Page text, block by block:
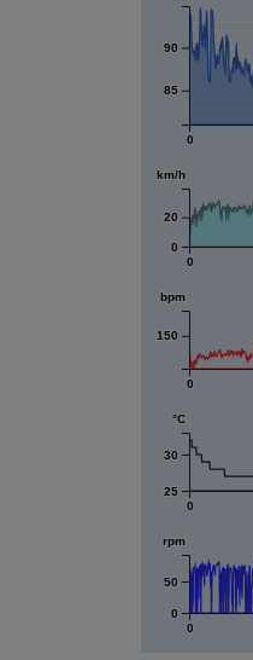
0
85
90
0
0
20
km/h
0
150
bpm
0
25
30
°C
0
0
50
rpm